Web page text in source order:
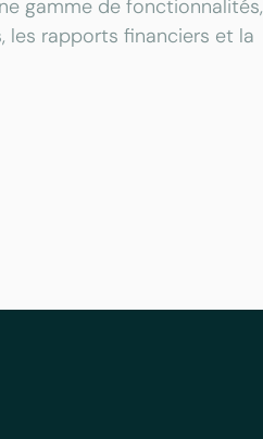
gamme de fonctionnalités,
les rapports financiers et la